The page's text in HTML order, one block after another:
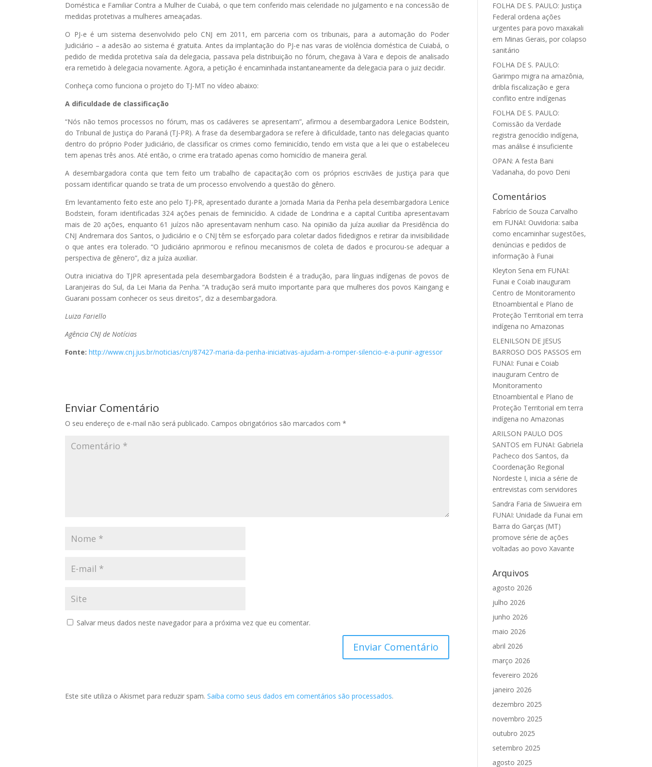
Doméstica e Familiar Contra a Mulher de Cuiabá, o que tem conferido mais celeridade no julgamento e na concessão de
medidas protetivas a mulheres ameaçadas.
O PJ-e é um sistema desenvolvido pelo CNJ em 2011, em parceria com os tribunais, para a automação do Poder
Judiciário – a adesão ao sistema é gratuita. Antes da implantação do PJ-e nas varas de violência doméstica de Cuiabá, o
pedido de medida protetiva saía da delegacia, passava pela distribuição no fórum, chegava à Vara e depois de analisado
era remetido à delegacia novamente. Agora, a petição é encaminhada instantaneamente da delegacia para o juiz decidir.
Conheça como funciona o projeto do TJ-MT no vídeo abaixo:
A dificuldade de classificação
“Nós não temos processos no fórum, mas os cadáveres se apresentam”, afirmou a desembargadora Lenice Bodstein,
do Tribunal de Justiça do Paraná (TJ-PR). A frase da desembargadora se refere à dificuldade, tanto nas delegacias quanto
dentro do próprio Poder Judiciário, de classificar os crimes como feminicídio, tendo em vista que a lei que o estabeleceu
tem apenas três anos. Até então, o crime era tratado apenas como homicídio de maneira geral.
A desembargadora conta que tem feito um trabalho de capacitação com os próprios escrivães de justiça para que
possam identificar quando se trata de um processo envolvendo a questão do gênero.
Em levantamento feito este ano pelo TJ-PR, apresentado durante a Jornada Maria da Penha pela desembargadora Lenice
Bodstein, foram identificadas 324 ações penais de feminicídio. A cidade de Londrina e a capital Curitiba apresentavam
mais de 20 ações, enquanto 61 juízos não apresentavam nenhum caso. Na opinião da juíza auxiliar da Presidência do
CNJ Andremara dos Santos, o Judiciário e o CNJ têm se esforçado para coletar dados fidedignos e retirar da invisibilidade
o que antes era tolerado. “O Judiciário aprimorou e refinou mecanismos de coleta de dados e procurou-se adequar a
perspectiva de gênero”, diz a juíza auxiliar.
Outra iniciativa do TJPR apresentada pela desembargadora Bodstein é a tradução, para línguas indígenas de povos de
Laranjeiras do Sul, da Lei Maria da Penha. “A tradução será muito importante para que mulheres dos povos Kaingang e
Guarani possam conhecer os seus direitos”, diz a desembargadora.
Luiza Fariello
Agência CNJ de Notícias
Fonte:http://www.cnj.jus.br/noticias/cnj/87427-maria-da-penha-iniciativas-ajudam-a-romper-silencio-e-a-punir-agressor
Enviar Comentário
O seu endereço de e-mail não será publicado. Campos obrigatórios são marcados com*
Salvar meus dados neste navegador para a próxima vez que eu comentar.
Este site utiliza o Akismet para reduzir spam.Saiba como seus dados em comentários são processados.
FOLHA DE S. PAULO: Justiça
Federal ordena ações
urgentes para povo maxakali
em Minas Gerais, por colapso
sanitário
FOLHA DE S. PAULO:
Garimpo migra na amazônia,
dribla fiscalização e gera
conflito entre indígenas
FOLHA DE S. PAULO:
Comissão da Verdade
registra genocídio indígena,
mas análise é insuficiente
OPAN: A festa Bani
Vadanaha, do povo Deni
Comentários
Fabrício de Souza Carvalho
em FUNAI: Ouvidoria: saiba
como encaminhar sugestões,
denúncias e pedidos de
informação à Funai
Kleyton Sena em FUNAI:
Funai e Coiab inauguram
Centro de Monitoramento
Etnoambiental e Plano de
Proteção Territorial em terra
indígena no Amazonas
ELENILSON DE JESUS
BARROSO DOS PASSOS em
FUNAI: Funai e Coiab
inauguram Centro de
Monitoramento
Etnoambiental e Plano de
Proteção Territorial em terra
indígena no Amazonas
ARILSON PAULO DOS
SANTOS em FUNAI: Gabriela
Pacheco dos Santos, da
Coordenação Regional
Nordeste I, inicia a série de
entrevistas com servidores
Sandra Faria de Siwueira em
FUNAI: Unidade da Funai em
Barra do Garças (MT)
promove série de ações
voltadas ao povo Xavante
Arquivos
agosto 2026
julho 2026
junho 2026
maio 2026
abril 2026
março 2026
fevereiro 2026
janeiro 2026
dezembro 2025
novembro 2025
outubro 2025
setembro 2025
agosto 2025